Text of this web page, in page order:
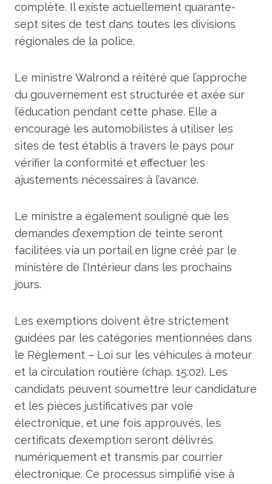
complète. Il existe actuellement quarante-
sept sites de test dans toutes les divisions
régionales de la police.
Le ministre Walrond a réitéré que l’approche
du gouvernement est structurée et axée sur
l’éducation pendant cette phase. Elle a
encouragé les automobilistes à utiliser les
sites de test établis à travers le pays pour
vérifier la conformité et effectuer les
ajustements nécessaires à l’avance.
Le ministre a également souligné que les
demandes d’exemption de teinte seront
facilitées via un portail en ligne créé par le
ministère de l’Intérieur dans les prochains
jours.
Les exemptions doivent être strictement
guidées par les catégories mentionnées dans
le Règlement – ​​Loi sur les véhicules à moteur
et la circulation routière (chap. 15:02). Les
candidats peuvent soumettre leur candidature
et les pièces justificatives par voie
électronique, et une fois approuvés, les
certificats d’exemption seront délivrés
numériquement et transmis par courrier
électronique. Ce processus simplifié vise à